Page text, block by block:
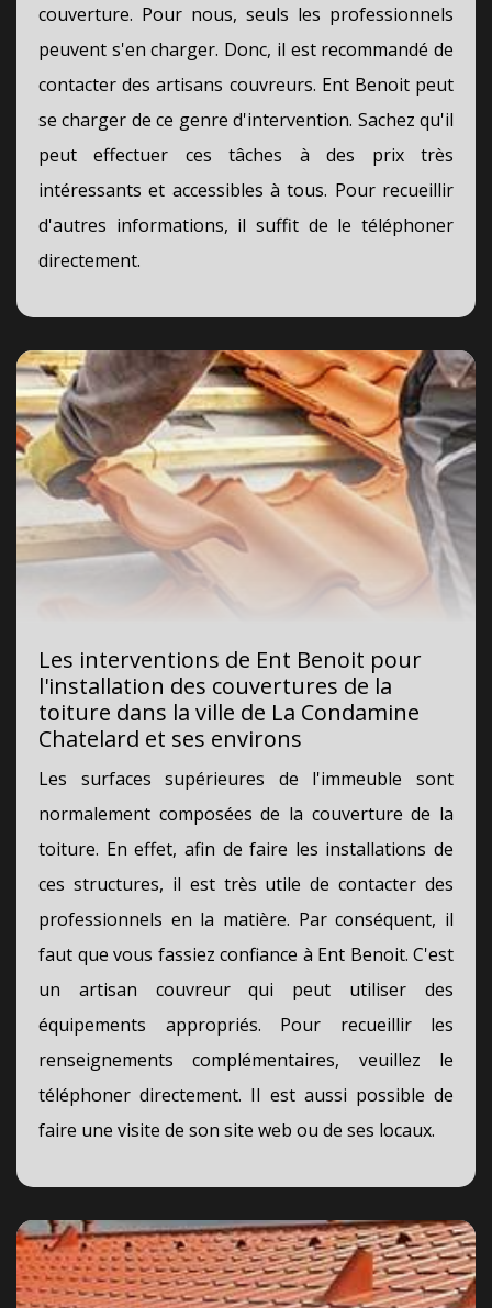
couverture. Pour nous, seuls les professionnels
peuvent s'en charger. Donc, il est recommandé de
contacter des artisans couvreurs. Ent Benoit peut
se charger de ce genre d'intervention. Sachez qu'il
peut effectuer ces tâches à des prix très
intéressants et accessibles à tous. Pour recueillir
d'autres informations, il suffit de le téléphoner
directement.
Les interventions de Ent Benoit pour
l'installation des couvertures de la
toiture dans la ville de La Condamine
Chatelard et ses environs
Les surfaces supérieures de l'immeuble sont
normalement composées de la couverture de la
toiture. En effet, afin de faire les installations de
ces structures, il est très utile de contacter des
professionnels en la matière. Par conséquent, il
faut que vous fassiez confiance à Ent Benoit. C'est
un artisan couvreur qui peut utiliser des
équipements appropriés. Pour recueillir les
renseignements complémentaires, veuillez le
téléphoner directement. Il est aussi possible de
faire une visite de son site web ou de ses locaux.